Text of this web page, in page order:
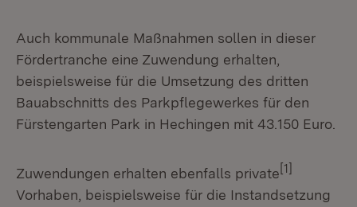
Auch kommunale Maßnahmen sollen in dieser
Fördertranche eine Zuwendung erhalten,
beispielsweise für die Umsetzung des dritten
Bauabschnitts des Parkpflegewerkes für den
Fürstengarten Park in Hechingen mit 43.150 Euro.
Zuwendungen erhalten ebenfalls private [1]
Vorhaben, beispielsweise für die Instandsetzung